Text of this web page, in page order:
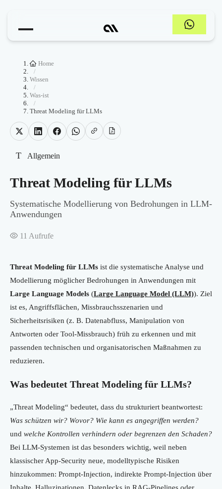
Home
/
Wissen
/
Was-ist
/
Threat Modeling für LLMs
T Allgemein
Threat Modeling für LLMs
Systematische Modellierung von Bedrohungen in LLM-
Anwendungen
11 Aufrufe
Threat Modeling für LLMs ist die systematische Analyse und
Modellierung möglicher Bedrohungen in Anwendungen mit
Large Language Models (Large Language Model (LLM)). Ziel
ist es, Angriffsflächen, Missbrauchsszenarien und
Sicherheitsrisiken (z. B. Datenabfluss, Manipulation von
Antworten oder Tool-Missbrauch) früh zu erkennen und mit
passenden technischen und organisatorischen Maßnahmen zu
reduzieren.
Was bedeutet Threat Modeling für LLMs?
„Threat Modeling“ bedeutet, dass du strukturiert beantwortest:
Was schützen wir? Wovor? Wie kann es angegriffen werden?
und welche Kontrollen verhindern oder begrenzen den Schaden?
Bei LLM-Systemen ist das besonders wichtig, weil neben
klassischer App-Security neue, modelltypische Risiken
hinzukommen: Prompt-Injection, indirekte Prompt-Injection über